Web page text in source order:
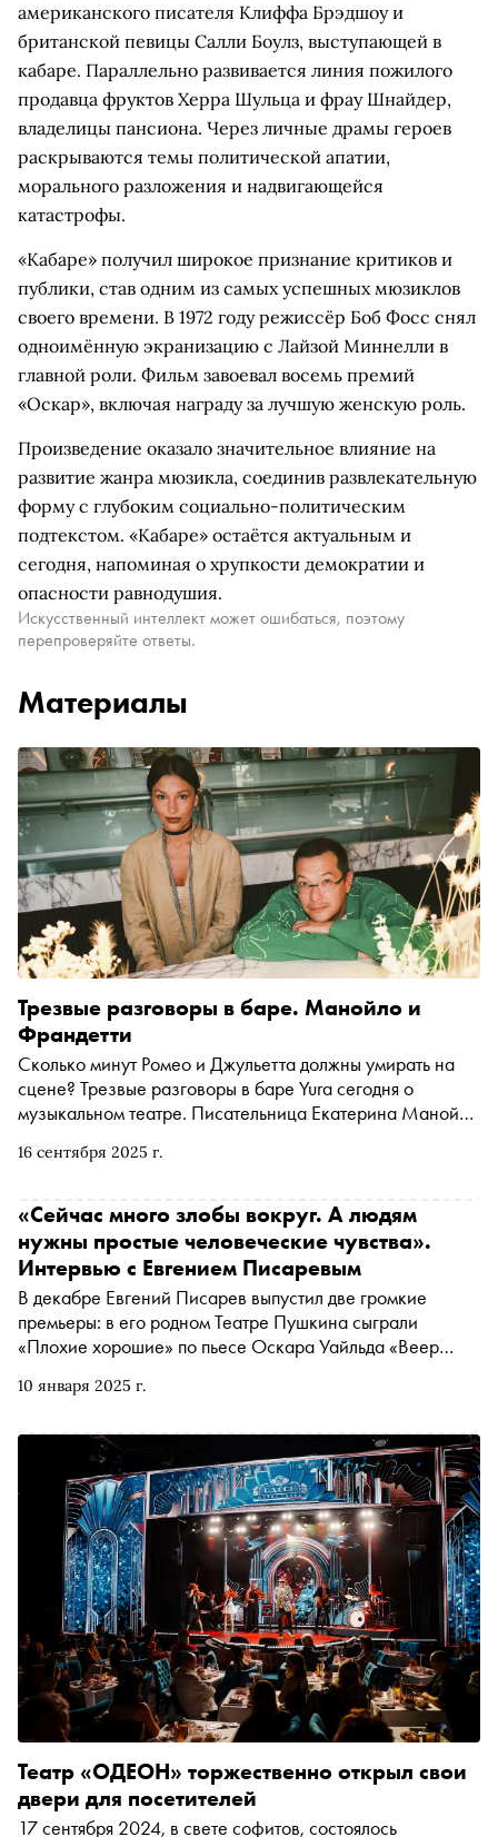
американского писателя Клиффа Брэдшоу и
британской певицы Салли Боулз, выступающей в
кабаре. Параллельно развивается линия пожилого
продавца фруктов Херра Шульца и фрау Шнайдер,
владелицы пансиона. Через личные драмы героев
раскрываются темы политической апатии,
морального разложения и надвигающейся
катастрофы.
«Кабаре» получил широкое признание критиков и
публики, став одним из самых успешных мюзиклов
своего времени. В 1972 году режиссёр Боб Фосс снял
одноимённую экранизацию с Лайзой Миннелли в
главной роли. Фильм завоевал восемь премий
«Оскар», включая награду за лучшую женскую роль.
Произведение оказало значительное влияние на
развитие жанра мюзикла, соединив развлекательную
форму с глубоким социально-политическим
подтекстом. «Кабаре» остаётся актуальным и
сегодня, напоминая о хрупкости демократии и
опасности равнодушия.
Искусственный интеллект может ошибаться, поэтому
перепроверяйте ответы.
Материалы
16 сентября 2025 г.
Трезвые разговоры в баре. Манойло и
Франдетти
Сколько минут Ромео и Джульетта должны умирать на
сцене? Трезвые разговоры в баре Yura сегодня о
музыкальном театре. Писательница Екатерина Манойло
Франдетти о сотрудничестве с Бастой, о чудесах на
плохого
10 января 2025 г.
«Сейчас много злобы вокруг. А людям
нужны простые человеческие чувства».
Интервью с Евгением Писаревым
В декабре Евгений Писарев выпустил две громкие
премьеры: в его родном Театре Пушкина сыграли
«Плохие хорошие» по пьесе Оскара Уайльда «Веер
«Тартюфа». «Сноб» поговорил с режиссером о двух его
Театр «ОДЕОН» торжественно открыл свои
двери для посетителей
17 сентября 2024, в свете софитов, состоялось